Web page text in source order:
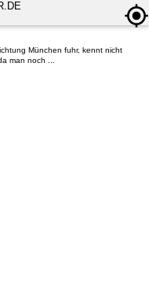
München fuhr, kennt nicht
man noch ...